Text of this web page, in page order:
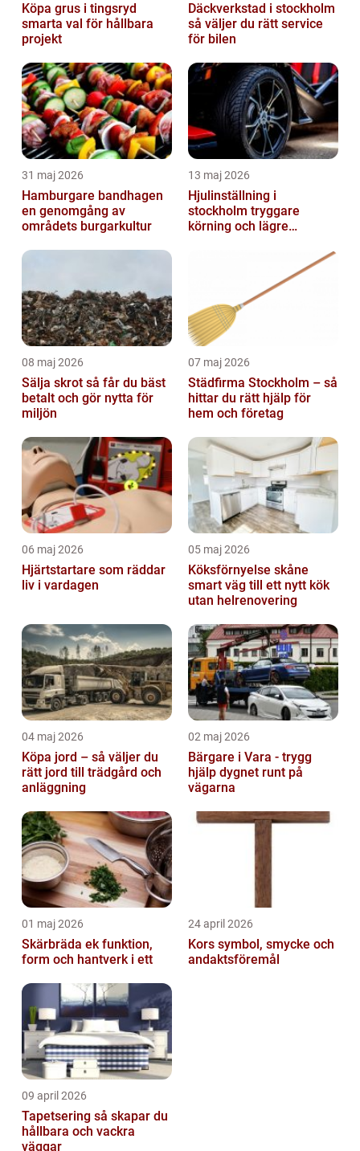
Köpa grus i tingsryd
smarta val för hållbara
projekt
Däckverkstad i stockholm
så väljer du rätt service
för bilen
31 maj 2026
Hamburgare bandhagen
en genomgång av
områdets burgarkultur
13 maj 2026
Hjulinställning i
stockholm tryggare
körning och lägre
08 maj 2026
Sälja skrot så får du bäst
betalt och gör nytta för
miljön
07 maj 2026
Städfirma Stockholm – så
hittar du rätt hjälp för
hem och företag
06 maj 2026
Hjärtstartare som räddar
liv i vardagen
05 maj 2026
Köksförnyelse skåne
smart väg till ett nytt kök
utan helrenovering
04 maj 2026
Köpa jord – så väljer du
rätt jord till trädgård och
anläggning
02 maj 2026
Bärgare i Vara - trygg
hjälp dygnet runt på
vägarna
01 maj 2026
Skärbräda ek funktion,
form och hantverk i ett
24 april 2026
Kors symbol, smycke och
andaktsföremål
09 april 2026
Tapetsering så skapar du
hållbara och vackra
väggar